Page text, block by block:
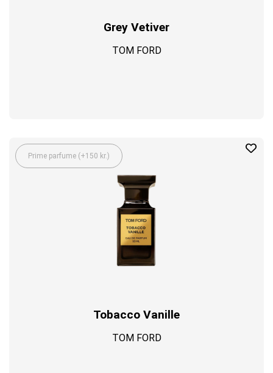
Grey Vetiver
TOM FORD
Prime parfume (+150 kr.)
Tobacco Vanille
TOM FORD